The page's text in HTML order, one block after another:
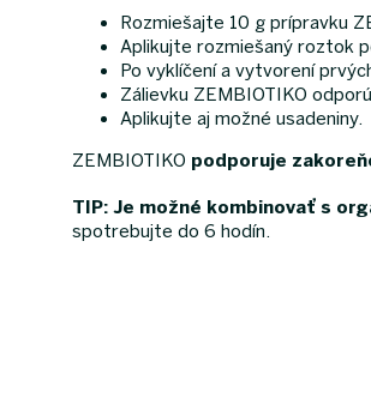
Rozmiešajte 10 g prípravku
Aplikujte rozmiešaný roztok
Po vyklíčení a vytvorení
Zálievku ZEMBIOTIKO
Aplikujte aj možné usadeniny.
ZEMBIOTIKO podporuje
TIP: Je možné kombinovať s
spotrebujte do 6 hodín.